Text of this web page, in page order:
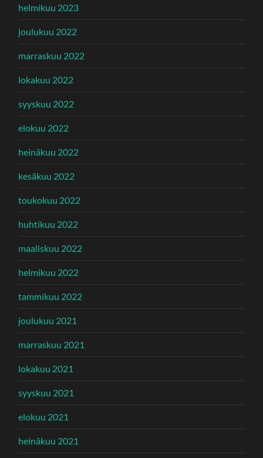
helmikuu 2023
joulukuu 2022
marraskuu 2022
lokakuu 2022
syyskuu 2022
elokuu 2022
heinäkuu 2022
kesäkuu 2022
toukokuu 2022
huhtikuu 2022
maaliskuu 2022
helmikuu 2022
tammikuu 2022
joulukuu 2021
marraskuu 2021
lokakuu 2021
syyskuu 2021
elokuu 2021
heinäkuu 2021